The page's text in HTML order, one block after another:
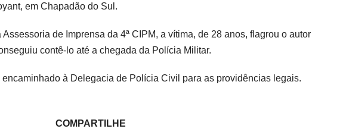
em Chapadão do Sul.
de Imprensa da 4ª CIPM, a vítima, de 28 anos, flagrou o autor
contê-lo até a chegada da Polícia Militar.
à Delegacia de Polícia Civil para as providências legais.
COMPARTILHE